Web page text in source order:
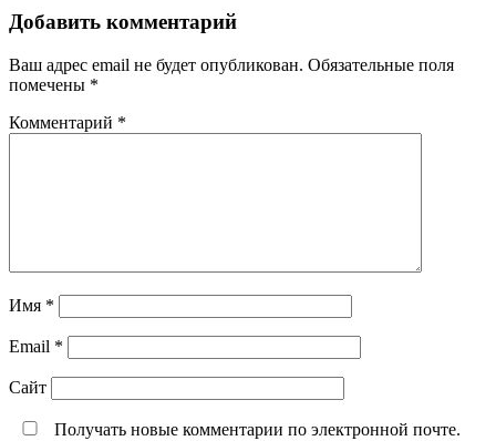
Добавить комментарий
Ваш адрес email не будет опубликован. Обязательные поля
помечены *
Комментарий *
Имя *
Email *
Сайт
Получать новые комментарии по электронной почте.